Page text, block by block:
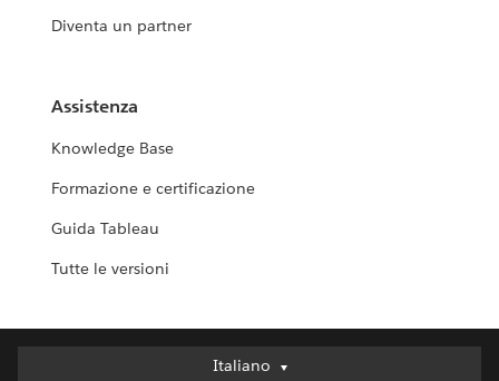
Diventa un partner
Assistenza
Knowledge Base
Formazione e certificazione
Guida Tableau
Tutte le versioni
Italiano
Italiano